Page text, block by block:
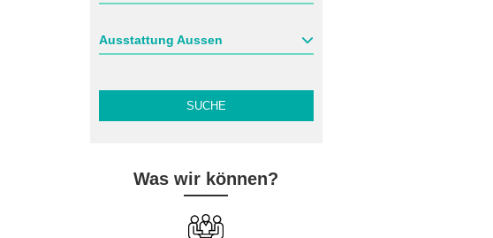
Schlüsselfertige Immobilie
Schnelle Staatsbürgerschaft
Staatliche Garantie der
Fertigstellung bei
Unvermögen der Bauherren
Ausstattung Aussen
Was wir können?